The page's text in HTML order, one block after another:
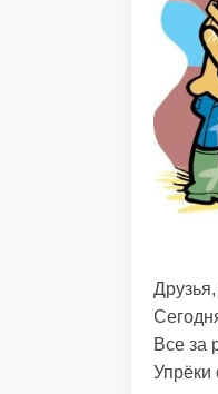
Друзья,
Все за
Упрёки